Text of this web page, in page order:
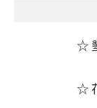
☆
☆